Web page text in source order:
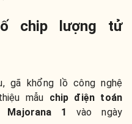
chip lượng tử
gã khổng lồ công nghệ
mẫu chip điện toán
Majorana 1
vào ngày